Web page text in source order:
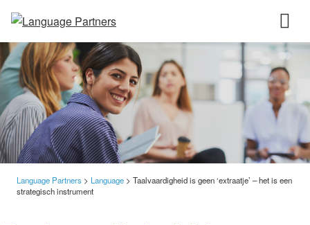
Language Partners > Language > Taalvaardigheid is geen ‘extraatje’ – het is een
strategisch instrument